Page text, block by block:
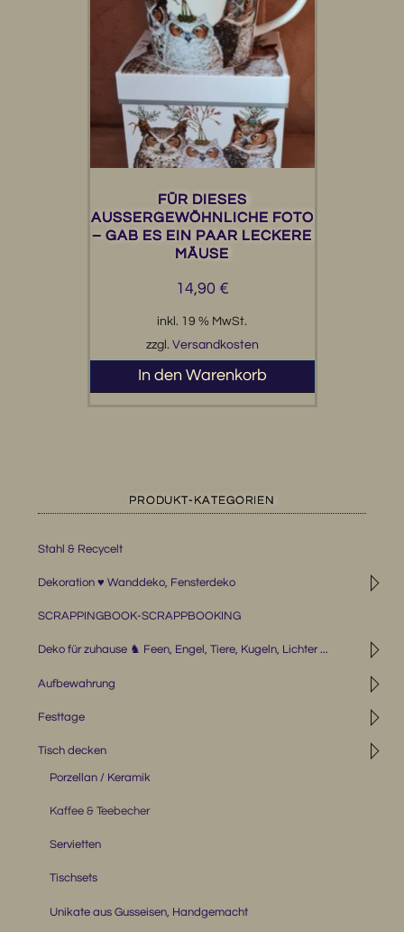
FÜR DIESES
AUSSERGEWÖHNLICHE FOTO –
GAB ES EIN PAAR LECKERE M
ÄUSE
14,90 €
inkl. 19 % MwSt.
zzgl. Versandkosten
In den Warenkorb
PRODUKT-KATEGORIEN
Stahl & Recycelt
◹
Dekoration ♥ Wanddeko, Fensterdeko
SCRAPPINGBOOK-SCRAPPBOOKING
◹
Deko für zuhause ♞ Feen, Engel, Tiere, Kugeln, Lichter ...
◹
Aufbewahrung
◹
Festtage
◹
Tisch decken
Porzellan / Keramik
Kaffee & Teebecher
Servietten
Tischsets
Unikate aus Gusseisen, Handgemacht